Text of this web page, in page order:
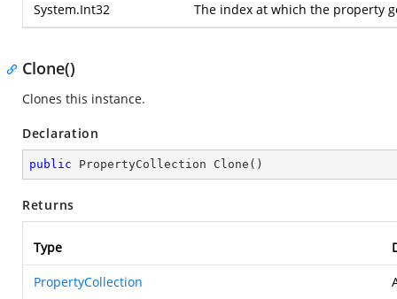
System.Int32 The index at which the property
Clone()
Clones this instance.
Declaration
public PropertyCollection Clone ( )
Returns
Type
PropertyCollection